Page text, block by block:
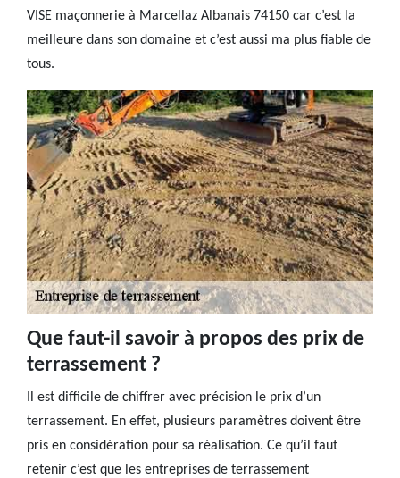
VISE maçonnerie à Marcellaz Albanais 74150 car c’est la
meilleure dans son domaine et c’est aussi ma plus fiable de
tous.
Que faut-il savoir à propos des prix de
terrassement ?
Il est difficile de chiffrer avec précision le prix d’un
terrassement. En effet, plusieurs paramètres doivent être
pris en considération pour sa réalisation. Ce qu’il faut
retenir c’est que les entreprises de terrassement